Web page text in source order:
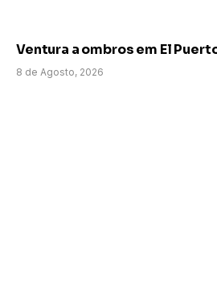
Ventura a ombros em El
8 de Agosto, 2026